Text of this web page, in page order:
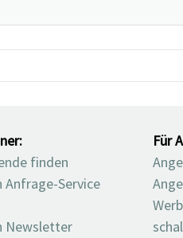
finden
Service
Newsletter
Für